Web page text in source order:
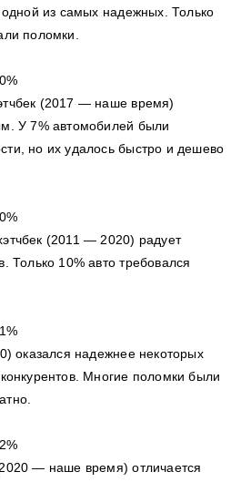
одной из самых надежных. Только
поломки.
(2017 — наше время)
У 7% автомобилей были
но их удалось быстро и дешево
(2011 — 2020) радует
Только 10% авто требовался
оказался надежнее некоторых
Многие поломки были
— наше время) отличается